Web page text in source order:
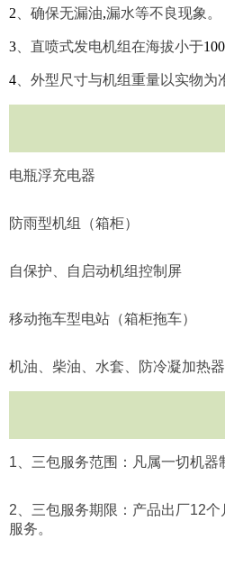
2 、确保无漏油,漏水等不良现象。
3 、直喷式发电机组在海拔小于
4 、外型尺寸与机组重量以实物
电瓶浮充电器
防雨型机组（箱柜）
自保护、自启动机组控制屏
移动拖车型电站（箱柜拖车）
机油、柴油、水套、防冷凝加热器
1 、三包服务范围：凡属一切机
2 、三包服务期限：产品出厂12个
服务。